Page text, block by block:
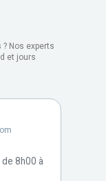
Nos experts
et jours
de 8h00 à